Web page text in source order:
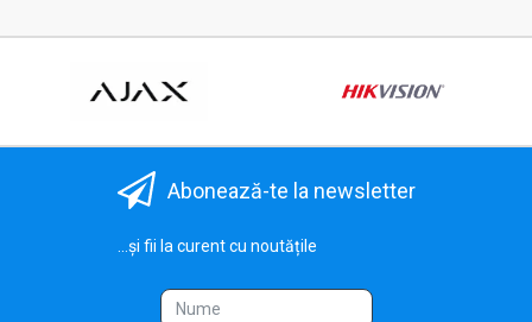
Abonează-te la newsletter
...și fii la curent cu noutățile